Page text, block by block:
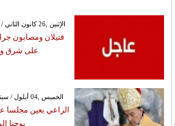
GMT 07:34 2026 الإثنين ,26 كانون الثاني / يناير
على شرق
GMT 10:53 2025 الخميس ,04 أيلول / سبتمبر
الراعي يعين مجلسا
يوحنا